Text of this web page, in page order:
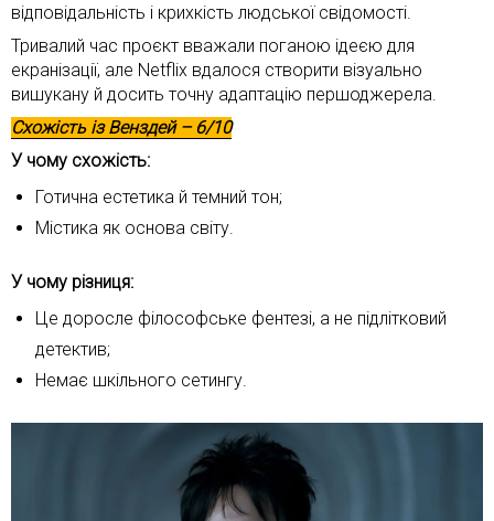
відповідальність і крихкість людської свідомості.
Тривалий час проєкт вважали поганою ідеєю для
екранізації, але Netflix вдалося створити візуально
вишукану й досить точну адаптацію першоджерела.
Схожість ізВенздей– 6/10
У чому схожість:
Готична естетика й темний тон;
Містика як основа світу.
У чому різниця:
Це доросле філософське фентезі, а не підлітковий
детектив;
Немає шкільного сетингу.